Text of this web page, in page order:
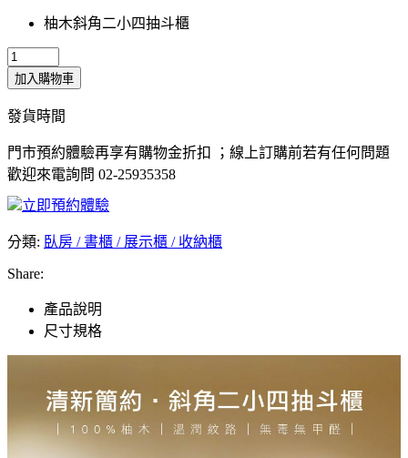
柚木斜角二小四抽斗櫃
加入購物車
發貨時間
門市預約體驗再享有購物金折扣 ；線上訂購前若有任何問題
歡迎來電詢問 02-25935358
立即預約體驗
分類: 臥房 / 書櫃 / 展示櫃 / 收納櫃
Share:
產品說明
尺寸規格